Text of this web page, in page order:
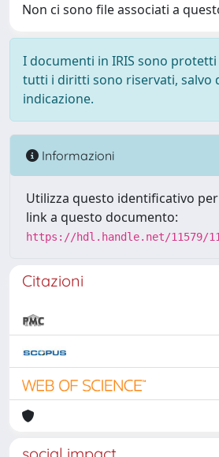
Non ci sono file associati a
I documenti in IRIS sono
tutti i diritti sono riservati, salvo
indicazione.
Informazioni
Utilizza questo identificativo
link a questo documento:
https://hdl.handle.net/11579/
Citazioni